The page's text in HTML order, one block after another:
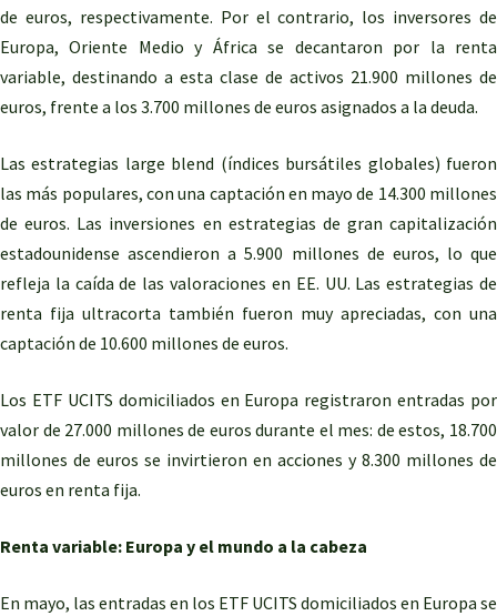
de euros, respectivamente. Por el contrario, los inversores de
Europa, Oriente Medio y África se decantaron por la renta
variable, destinando a esta clase de activos 21.900 millones de
euros, frente a los 3.700 millones de euros asignados a la deuda.
Las estrategias large blend (índices bursátiles globales) fueron
las más populares, con una captación en mayo de 14.300 millones
de euros. Las inversiones en estrategias de gran capitalización
estadounidense ascendieron a 5.900 millones de euros, lo que
refleja la caída de las valoraciones en EE. UU. Las estrategias de
renta fija ultracorta también fueron muy apreciadas, con una
captación de 10.600 millones de euros.
Los ETF UCITS domiciliados en Europa registraron entradas por
valor de 27.000 millones de euros durante el mes: de estos, 18.700
millones de euros se invirtieron en acciones y 8.300 millones de
euros en renta fija.
Renta variable: Europa y el mundo a la cabeza
En mayo, las entradas en los ETF UCITS domiciliados en Europa se